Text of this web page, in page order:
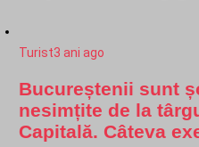
Turist3 ani ago
Bucureștenii sunt
nesimțite de la
Capitală. Câteva